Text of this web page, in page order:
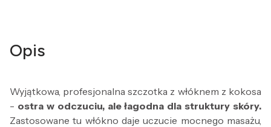
Opis
Wyjątkowa, profesjonalna szczotka z włóknem z kokosa
- ostra w odczuciu, ale łagodna dla struktury skóry.
Zastosowane tu włókno daje uczucie mocnego masażu,